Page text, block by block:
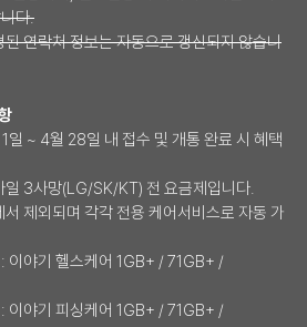
다.
연락처 정보는 자동으로 갱신되지 않습니
일 ~ 4월 28일 내 접수 및 개통 완료 시 혜택
일 3사망(LG/SK/KT) 전 요금제입니다.
제외되며 각각 전용 케어서비스로 자동 가
이야기 헬스케어 1GB+ / 71GB+ /
이야기 피싱케어 1GB+ / 71GB+ /